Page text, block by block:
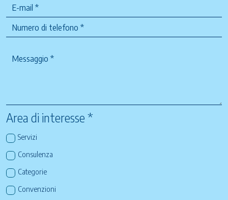
Area di interesse *
Servizi
Consulenza
Categorie
Convenzioni